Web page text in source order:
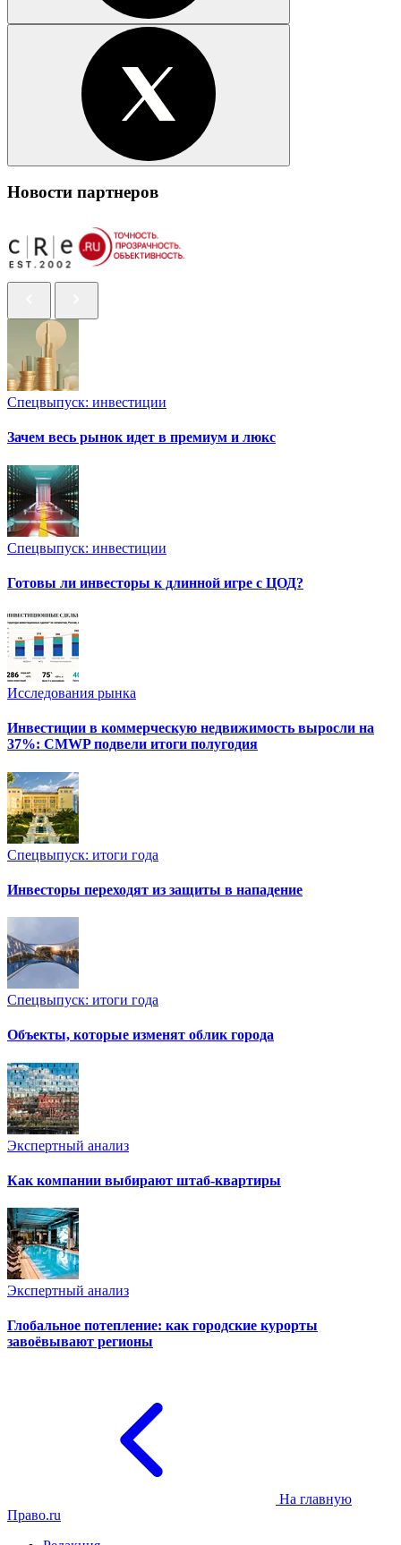
Новости партнеров
Спецвыпуск: инвестиции
Зачем весь рынок идет в премиум и люкс
Спецвыпуск: инвестиции
Готовы ли инвесторы к длинной игре с ЦОД?
Исследования рынка
Инвестиции в коммерческую недвижимость выросли на
37%: CMWP подвели итоги полугодия
Спецвыпуск: итоги года
Инвесторы переходят из защиты в нападение
Спецвыпуск: итоги года
Объекты, которые изменят облик города
Экспертный анализ
Как компании выбирают штаб-квартиры
Экспертный анализ
Глобальное потепление: как городские курорты
завоёвывают регионы
На главную
Право.ru